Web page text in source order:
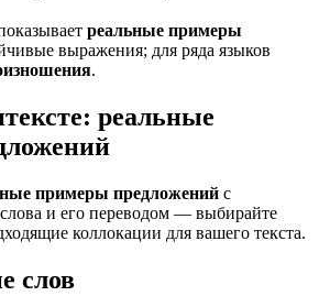
реальные примеры
выражения; для ряда языков
.
реальные
примеры предложений с
и его переводом — выбирайте
коллокации для вашего текста.
слов